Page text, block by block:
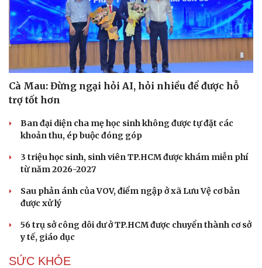
Cà Mau: Đừng ngại hỏi AI, hỏi nhiều để được hỗ
trợ tốt hơn
Ban đại diện cha mẹ học sinh không được tự đặt các
khoản thu, ép buộc đóng góp
3 triệu học sinh, sinh viên TP.HCM được khám miễn phí
từ năm 2026-2027
Sau phản ánh của VOV, điểm ngập ở xã Lưu Vệ cơ bản
được xử lý
56 trụ sở công dôi dư ở TP.HCM được chuyển thành cơ sở
y tế, giáo dục
SỨC KHỎE